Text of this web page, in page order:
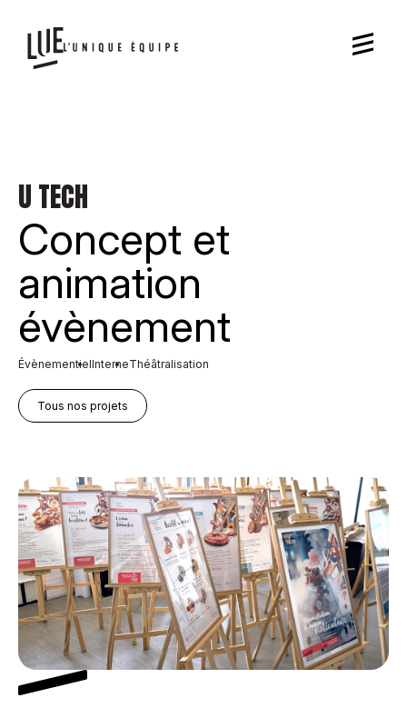
U TECH
Concept et
animation
évènement
ÉvènementielInterneThéâtralisation
Tous nos projets